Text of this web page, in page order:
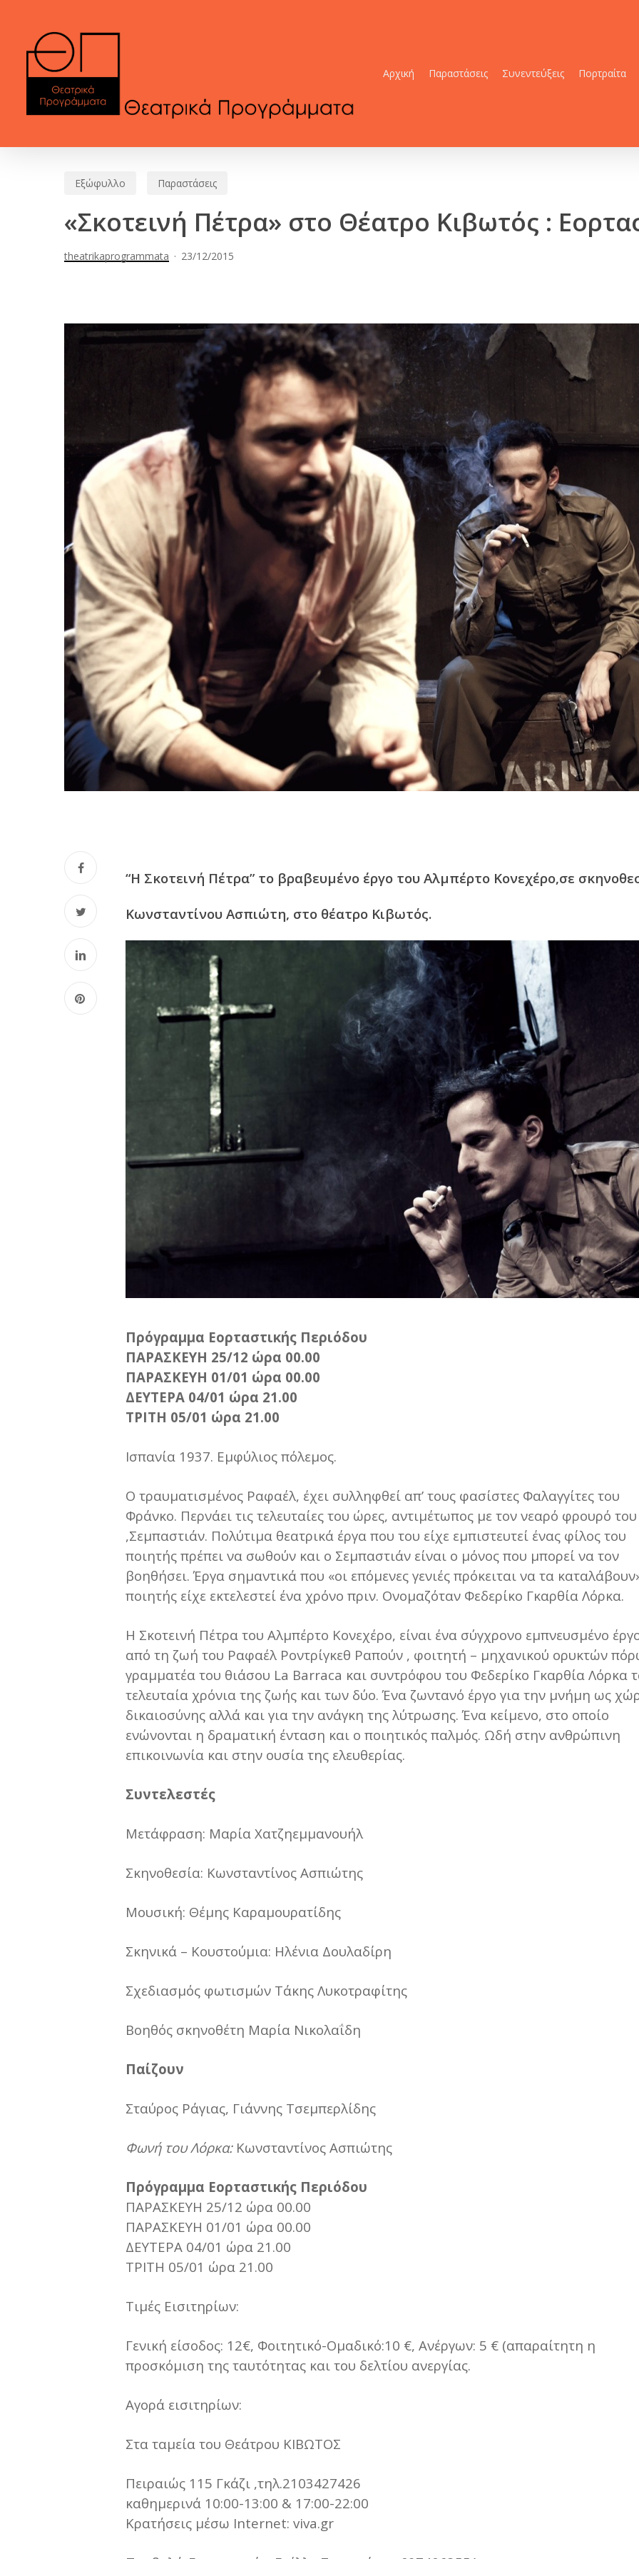
Αρχική Παραστάσεις Συνεντεύξεις Πορτραίτα
Εξώφυλλο Παραστάσεις
«Σκοτεινή Πέτρα» στο Θέατρο Κιβωτός :
theatrikaprogrammata 23/12/2015
“Η Σκοτεινή Πέτρα” το βραβευμένο έργο του Αλμπέρτο Κονεχέρο,σε
Κωνσταντίνου Ασπιώτη, στο θέατρο Κιβωτός.
Πρόγραμμα Εορταστικής Περιόδου
ΠΑΡΑΣΚΕΥΗ 25/12 ώρα 00.00
ΠΑΡΑΣΚΕΥΗ 01/01 ώρα 00.00
ΔΕΥΤΕΡΑ 04/01 ώρα 21.00
ΤΡΙΤΗ 05/01 ώρα 21.00
Ισπανία 1937. Εμφύλιος πόλεμος.
Ο τραυματισμένος Ραφαέλ, έχει συλληφθεί απ’ τους φασίστες Φαλαγγίτες του
Φράνκο. Περνάει τις τελευταίες του ώρες, αντιμέτωπος με τον νεαρό φρουρό του
,Σεμπαστιάν. Πολύτιμα θεατρικά έργα που του είχε εμπιστευτεί ένας φίλος του
ποιητής πρέπει να σωθούν και ο Σεμπαστιάν είναι ο μόνος που μπορεί να τον
βοηθήσει. Έργα σημαντικά που «οι επόμενες γενιές πρόκειται να τα
ποιητής είχε εκτελεστεί ένα χρόνο πριν. Ονομαζόταν Φεδερίκο Γκαρθία Λόρκα.
Η Σκοτεινή Πέτρα του Αλμπέρτο Κονεχέρο, είναι ένα σύγχρονο εμπνευσμένο
από τη ζωή του Ραφαέλ Ροντρίγκεθ Ραπούν , φοιτητή – μηχανικού ορυκτών
γραμματέα του θιάσου La Βarraca και συντρόφου του Φεδερίκο Γκαρθία Λόρκα
τελευταία χρόνια της ζωής και των δύο. Ένα ζωντανό έργο για την μνήμη ως
δικαιοσύνης αλλά και για την ανάγκη της λύτρωσης. Ένα κείμενο, στο οποίο
ενώνονται η δραματική ένταση και ο ποιητικός παλμός. Ωδή στην ανθρώπινη
επικοινωνία και στην ουσία της ελευθερίας.
Συντελεστές
Μετάφραση: Μαρία Χατζηεμμανουήλ
Σκηνοθεσία: Κωνσταντίνος Ασπιώτης
Μουσική: Θέμης Καραμουρατίδης
Σκηνικά – Κουστούμια: Ηλένια Δουλαδίρη
Σχεδιασμός φωτισμών Τάκης Λυκοτραφίτης
Βοηθός σκηνοθέτη Μαρία Νικολαΐδη
Παίζουν
Σταύρος Ράγιας, Γιάννης Τσεμπερλίδης
Φωνή του Λόρκα: Κωνσταντίνος Ασπιώτης
Πρόγραμμα Εορταστικής Περιόδου
ΠΑΡΑΣΚΕΥΗ 25/12 ώρα 00.00
ΠΑΡΑΣΚΕΥΗ 01/01 ώρα 00.00
ΔΕΥΤΕΡΑ 04/01 ώρα 21.00
ΤΡΙΤΗ 05/01 ώρα 21.00
Τιμές Εισιτηρίων:
Γενική είσοδος: 12€, Φοιτητικό-Ομαδικό:10 €, Ανέργων: 5 € (απαραίτητη η
προσκόμιση της ταυτότητας και του δελτίου ανεργίας.
Αγορά εισιτηρίων:
Στα ταμεία του Θεάτρου ΚΙΒΩΤΟΣ
Πειραιώς 115 Γκάζι ,τηλ.2103427426
καθημερινά 10:00-13:00 & 17:00-22:00
Κρατήσεις μέσω Internet: viva.gr